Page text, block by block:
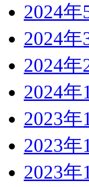
2024年
2024年
2024年
2024年
2023年
2023年
2023年